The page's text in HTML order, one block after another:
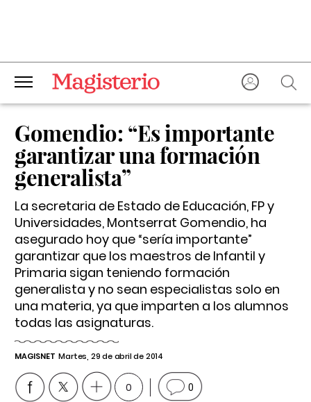
Gomendio: “Es importante
garantizar una formación
generalista”
La secretaria de Estado de Educación, FP y
Universidades, Montserrat Gomendio, ha
asegurado hoy que “sería importante”
garantizar que los maestros de Infantil y
Primaria sigan teniendo formación
generalista y no sean especialistas solo en
una materia, ya que imparten a los alumnos
todas las asignaturas.
MAGISNET Martes, 29 de abril de 2014
0 0